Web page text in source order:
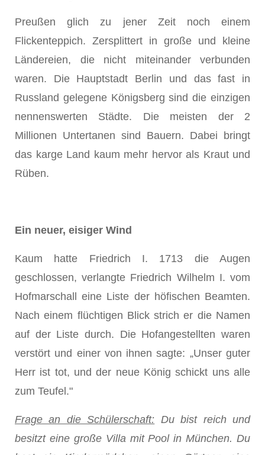
Preußen glich zu jener Zeit noch einem
Flickenteppich. Zersplittert in große und kleine
Ländereien, die nicht miteinander verbunden
waren. Die Hauptstadt Berlin und das fast in
Russland gelegene Königsberg sind die einzigen
nennenswerten Städte. Die meisten der 2
Millionen Untertanen sind Bauern. Dabei bringt
das karge Land kaum mehr hervor als Kraut und
Rüben.
Ein neuer, eisiger Wind
Kaum hatte Friedrich I. 1713 die Augen
geschlossen, verlangte Friedrich Wilhelm I. vom
Hofmarschall eine Liste der höfischen Beamten.
Nach einem flüchtigen Blick strich er die Namen
auf der Liste durch. Die Hofangestellten waren
verstört und einer von ihnen sagte: „Unser guter
Herr ist tot, und der neue König schickt uns alle
zum Teufel."
Frage an die Schülerschaft: Du bist reich und
besitzt eine große Villa mit Pool in München. Du